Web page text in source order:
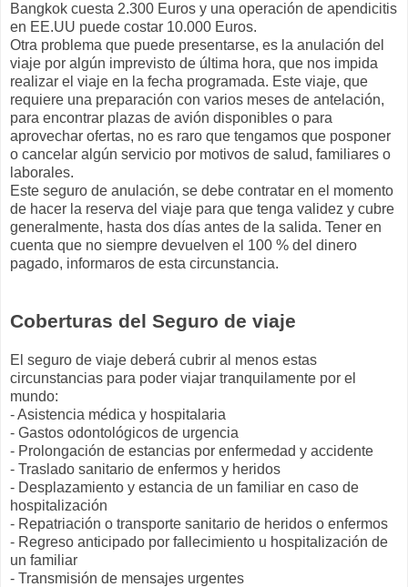
Bangkok cuesta 2.300 Euros y una operación de apendicitis
en EE.UU puede costar 10.000 Euros.
Otra problema que puede presentarse, es la anulación del
viaje por algún imprevisto de última hora, que nos impida
realizar el viaje en la fecha programada. Este viaje, que
requiere una preparación con varios meses de antelación,
para encontrar plazas de avión disponibles o para
aprovechar ofertas, no es raro que tengamos que posponer
o cancelar algún servicio por motivos de salud, familiares o
laborales.
Este seguro de anulación, se debe contratar en el momento
de hacer la reserva del viaje para que tenga validez y cubre
generalmente, hasta dos días antes de la salida. Tener en
cuenta que no siempre devuelven el 100 % del dinero
pagado, informaros de esta circunstancia.
Coberturas del Seguro de viaje
El seguro de viaje deberá cubrir al menos estas
circunstancias para poder viajar tranquilamente por el
mundo:
- Asistencia médica y hospitalaria
- Gastos odontológicos de urgencia
- Prolongación de estancias por enfermedad y accidente
- Traslado sanitario de enfermos y heridos
- Desplazamiento y estancia de un familiar en caso de
hospitalización
- Repatriación o transporte sanitario de heridos o enfermos
- Regreso anticipado por fallecimiento u hospitalización de
un familiar
- Transmisión de mensajes urgentes